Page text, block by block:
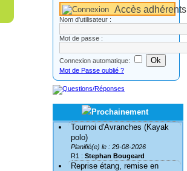
Accès adhérents
Nom d'utilisateur :
Mot de passe :
Connexion automatique:
Mot de Passe oublié ?
Tournoi d'Avranches (Kayak
polo)
Planifié(e) le : 29-08-2026
R1 : Stephan Bougeard
Reprise étang, remise en